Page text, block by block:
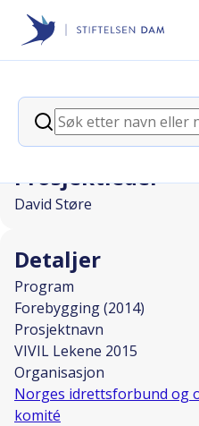
Stiftelsen Dam
Søk
back
VIVIL Lekene 2015
Prosjektleder
David Støre
Detaljer
Program
Forebygging (2014)
Prosjektnavn
VIVIL Lekene 2015
Organisasjon
Norges idrettsforbund og
komité